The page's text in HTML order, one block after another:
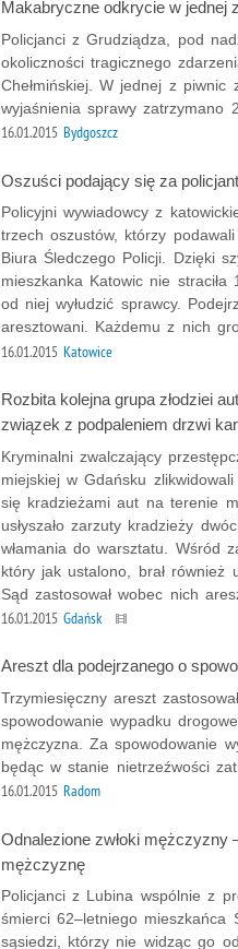
Makabryczne odkrycie w jednej
Policjanci z Grudziądza, pod
okoliczności tragicznego
Chełmińskiej. W jednej z piwnic
wyjaśnienia sprawy zatrzymano
16.01.2015 Bydgoszcz
Oszuści podający się za
Policyjni wywiadowcy z
trzech oszustów, którzy
Biura Śledczego Policji. Dzięki
mieszkanka Katowic nie
od niej wyłudzić sprawcy.
aresztowani. Każdemu z nich
16.01.2015 Katowice
Rozbita kolejna grupa złodziei
związek z podpaleniem drzwi
Kryminalni zwalczający
miejskiej w Gdańsku
się kradzieżami aut na terenie
usłyszało zarzuty kradzieży
włamania do warsztatu. Wśród
który jak ustalono, brał również
Sąd zastosował wobec nich
16.01.2015 Gdańsk
Areszt dla podejrzanego o
Trzymiesięczny areszt
spowodowanie wypadku
mężczyzna. Za spowodowanie
będąc w stanie nietrzeźwości
16.01.2015 Radom
Odnalezione zwłoki mężczyzny
mężczyznę
Policjanci z Lubina wspólnie z
śmierci 62–letniego mieszkańca
sąsiedzi, którzy nie widząc go